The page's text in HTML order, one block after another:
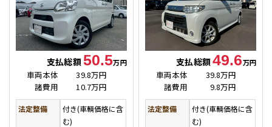
支払総額50.5万円
車両本体
39.8万円
諸費用
10.7万円
法定整備
付き(車輌価格に含
む)
支払総額49.6万円
車両本体
39.8万円
諸費用
9.8万円
法定整備
付き(車輌価格に含
む)